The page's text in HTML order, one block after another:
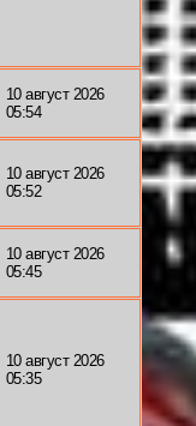
10 август 2026
05:54
10 август 2026
05:52
10 август 2026
05:45
10 август 2026
05:35